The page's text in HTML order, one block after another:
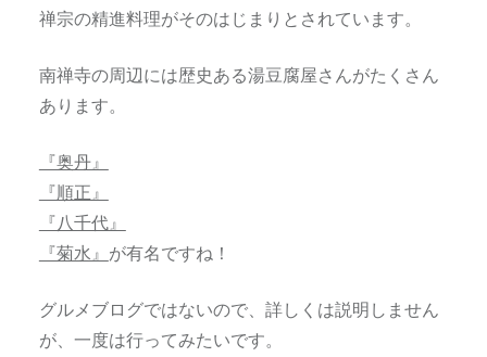
禅宗の精進料理がそのはじまりとされています。
南禅寺の周辺には歴史ある湯豆腐屋さんがたくさん
あります。
『奥丹』
『順正』
『八千代』
『菊水』 が有名ですね！
グルメブログではないので、詳しくは説明しません
が、一度は行ってみたいです。